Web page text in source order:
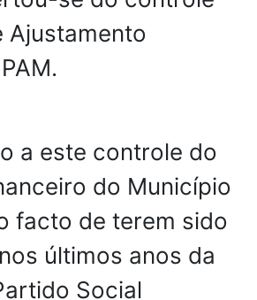
Ajustamento
a este controle do
do Município
facto de terem sido
últimos anos da
Social